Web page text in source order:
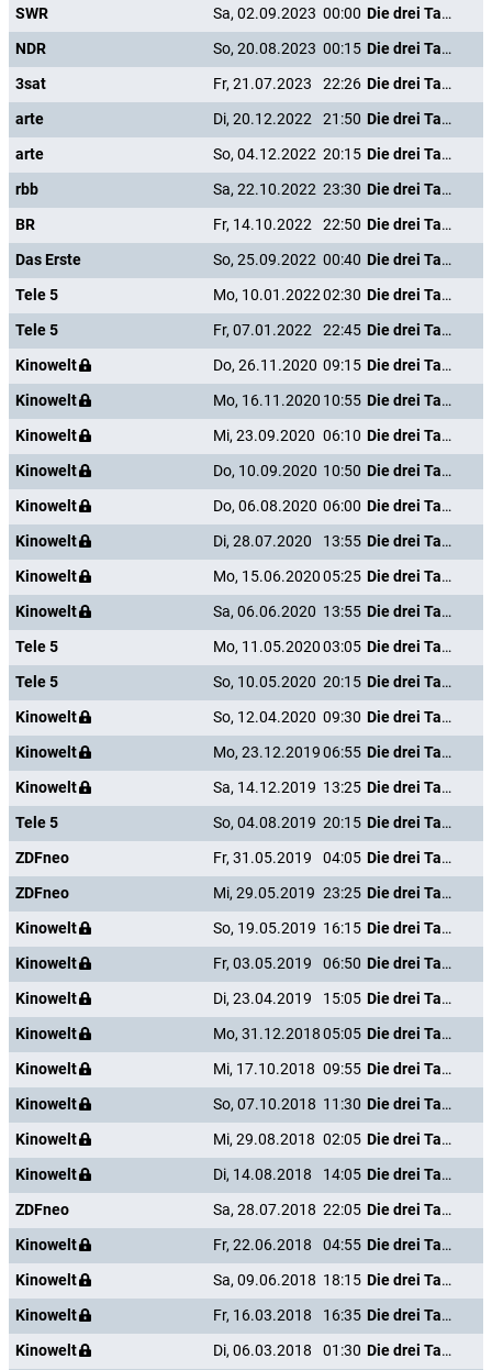
SWR Sa, 02.09.2023 00:00
Die drei Tage des Condor
NDR
So, 20.08.2023 00:15
Die drei Tage des Condor
3sat
Fr, 21.07.2023 22:26
Die drei Tage des Condor
arte
Di, 20.12.2022 21:50
Die drei Tage des Condor
arte
So, 04.12.2022 20:15
Die drei Tage des Condor
rbb
Sa, 22.10.2022 23:30
Die drei Tage des Condor
BR
Fr, 14.10.2022 22:50
Die drei Tage des Condor
Das Erste
So, 25.09.2022 00:40
Die drei Tage des Condor
Tele 5
Mo, 10.01.202202:30
Die drei Tage des Condor
Tele 5
Fr, 07.01.2022 22:45
Die drei Tage des Condor
Kinowelt
Do, 26.11.2020 09:15
Die drei Tage des Condor
Kinowelt
Mo, 16.11.2020 10:55
Die drei Tage des Condor
Kinowelt
Mi, 23.09.2020 06:10
Die drei Tage des Condor
Kinowelt
Do, 10.09.2020 10:50
Die drei Tage des Condor
Kinowelt
Do, 06.08.2020 06:00
Die drei Tage des Condor
Kinowelt
Di, 28.07.2020 13:55
Die drei Tage des Condor
Kinowelt
Mo, 15.06.202005:25
Die drei Tage des Condor
Kinowelt
Sa, 06.06.2020 13:55
Die drei Tage des Condor
Tele 5
Mo, 11.05.202003:05
Die drei Tage des Condor
Tele 5
So, 10.05.2020 20:15
Die drei Tage des Condor
Kinowelt
So, 12.04.2020 09:30
Die drei Tage des Condor
Kinowelt
Mo, 23.12.201906:55
Die drei Tage des Condor
Kinowelt
Sa, 14.12.2019 13:25
Die drei Tage des Condor
Tele 5
So, 04.08.2019 20:15
Die drei Tage des Condor
ZDFneo
Fr, 31.05.2019 04:05
Die drei Tage des Condor
ZDFneo
Mi, 29.05.2019 23:25
Die drei Tage des Condor
Kinowelt
So, 19.05.2019 16:15
Die drei Tage des Condor
Kinowelt
Fr, 03.05.2019 06:50
Die drei Tage des Condor
Kinowelt
Di, 23.04.2019 15:05
Die drei Tage des Condor
Kinowelt
Mo, 31.12.201805:05
Die drei Tage des Condor
Kinowelt
Mi, 17.10.2018 09:55
Die drei Tage des Condor
Kinowelt
So, 07.10.2018 11:30
Die drei Tage des Condor
Kinowelt
Mi, 29.08.2018 02:05
Die drei Tage des Condor
Kinowelt
Di, 14.08.2018 14:05
Die drei Tage des Condor
ZDFneo
Sa, 28.07.2018 22:05
Die drei Tage des Condor
Kinowelt
Fr, 22.06.2018 04:55
Die drei Tage des Condor
Kinowelt
Sa, 09.06.2018 18:15
Die drei Tage des Condor
Kinowelt
Fr, 16.03.2018 16:35
Die drei Tage des Condor
Kinowelt
Di, 06.03.2018 01:30
Die drei Tage des Condor